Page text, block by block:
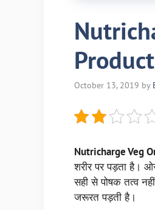
October 13, 2019 by
Nutricharge Veg
शरीर पर पड़ता है।
सही से पोषक तत्व
जरूरत पड़ती है।